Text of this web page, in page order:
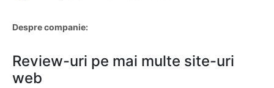
Despre companie:
Review-uri pe mai multe site-uri
web